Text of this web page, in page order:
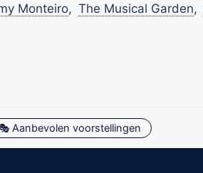
Monteiro, The Musical Garden,
Aanbevolen voorstellingen